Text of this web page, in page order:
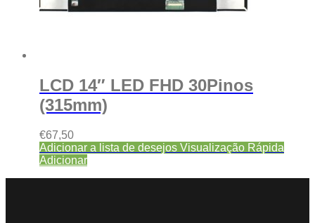
LCD 14″ LED FHD 30Pinos
(315mm)
€67,50
Adicionar a lista de desejos Visualização Rápida
Adicionar